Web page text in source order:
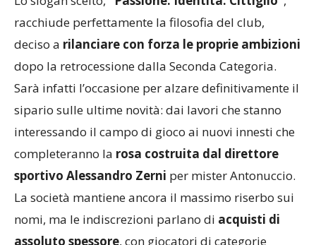
Lo slogan scelto, “Passione. Identità. Cittiglio”
racchiude perfettamente la filosofia del club,
rilanciare con forza le proprie ambizioni
dopo la retrocessione dalla Seconda Categoria.
Sarà infatti l’occasione per alzare definitivamente il
sipario sulle ultime novità: dai lavori che stanno
interessando il campo di gioco ai nuovi innesti che
completeranno la rosa costruita dal direttore
sportivo
per mister Antonuccio.
La società mantiene ancora il massimo riserbo sui
nomi, ma le indiscrezioni parlano di
acquisti di